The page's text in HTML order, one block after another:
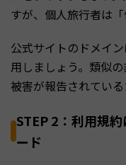
すが、個人旅行者は
公式サイトのドメイ
用しましょう。類似
被害が報告されている
STEP 2：利用規
ード